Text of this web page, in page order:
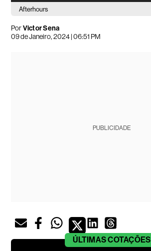
Afterhours
PorVictor Sena
09 de Janeiro, 2024 | 06:51 PM
PUBLICIDADE
ÚLTIMASCOTAÇÕES